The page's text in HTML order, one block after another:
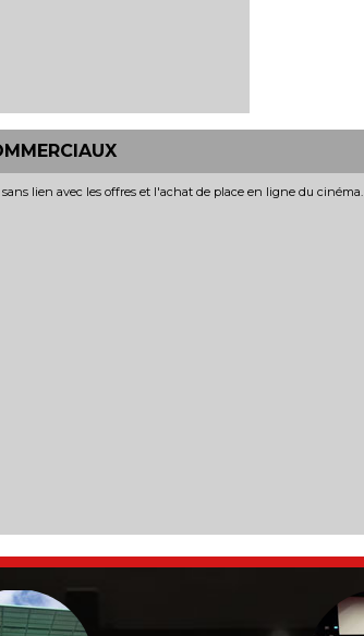
lien avec les offres et l'achat de place en ligne du cinéma.